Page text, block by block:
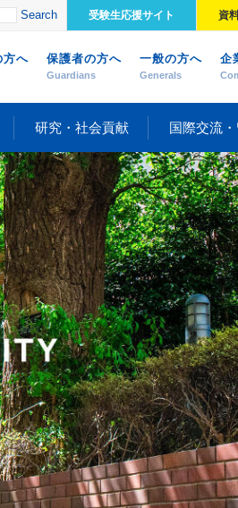
Search 受験生応援サイト 資
方へ 保護者の方へ
Guardians
一般の方へ
Generals
企
研究・社会貢献 国際交流